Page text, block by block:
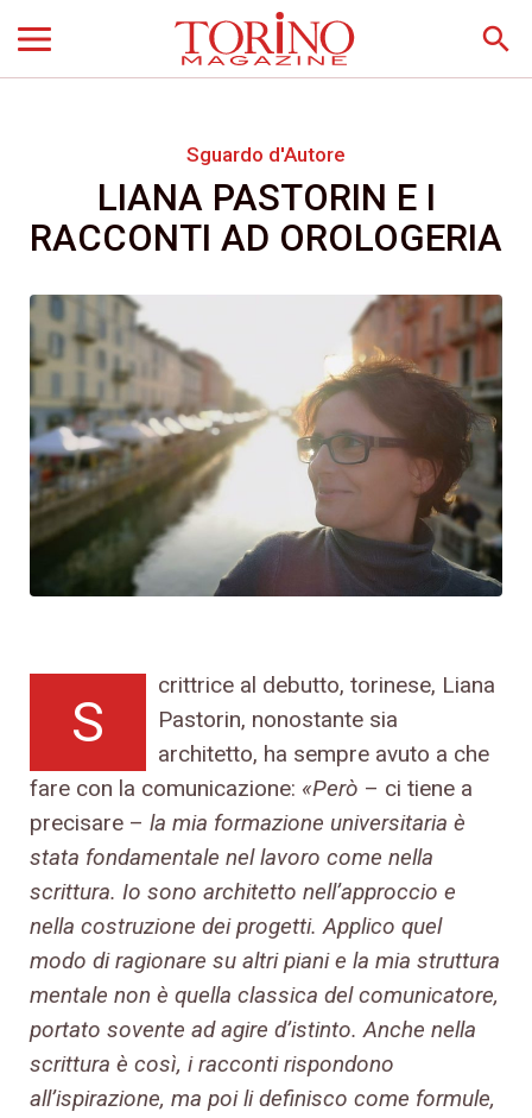
search
Sguardo d'Autore
LIANA PASTORIN E I
RACCONTI AD OROLOGERIA
S
crittrice al debutto, torinese, Liana
Pastorin, nonostante sia
architetto, ha sempre avuto a che
fare con la comunicazione: «Però – ci tiene a
precisare – la mia formazione universitaria è
stata fondamentale nel lavoro come nella
scrittura. Io sono architetto nell’approccio e
nella costruzione dei progetti. Applico quel
modo di ragionare su altri piani e la mia struttura
mentale non è quella classica del comunicatore,
portato sovente ad agire d’istinto. Anche nella
scrittura è così, i racconti rispondono
all’ispirazione, ma poi li definisco come formule,